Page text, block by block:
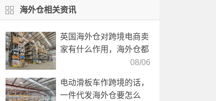
海外仓相关资讯
英国海外仓对跨境电商卖
家有什么作用，海外仓都
08/06
电动滑板车作跨境的话，
一件代发海外仓要怎么